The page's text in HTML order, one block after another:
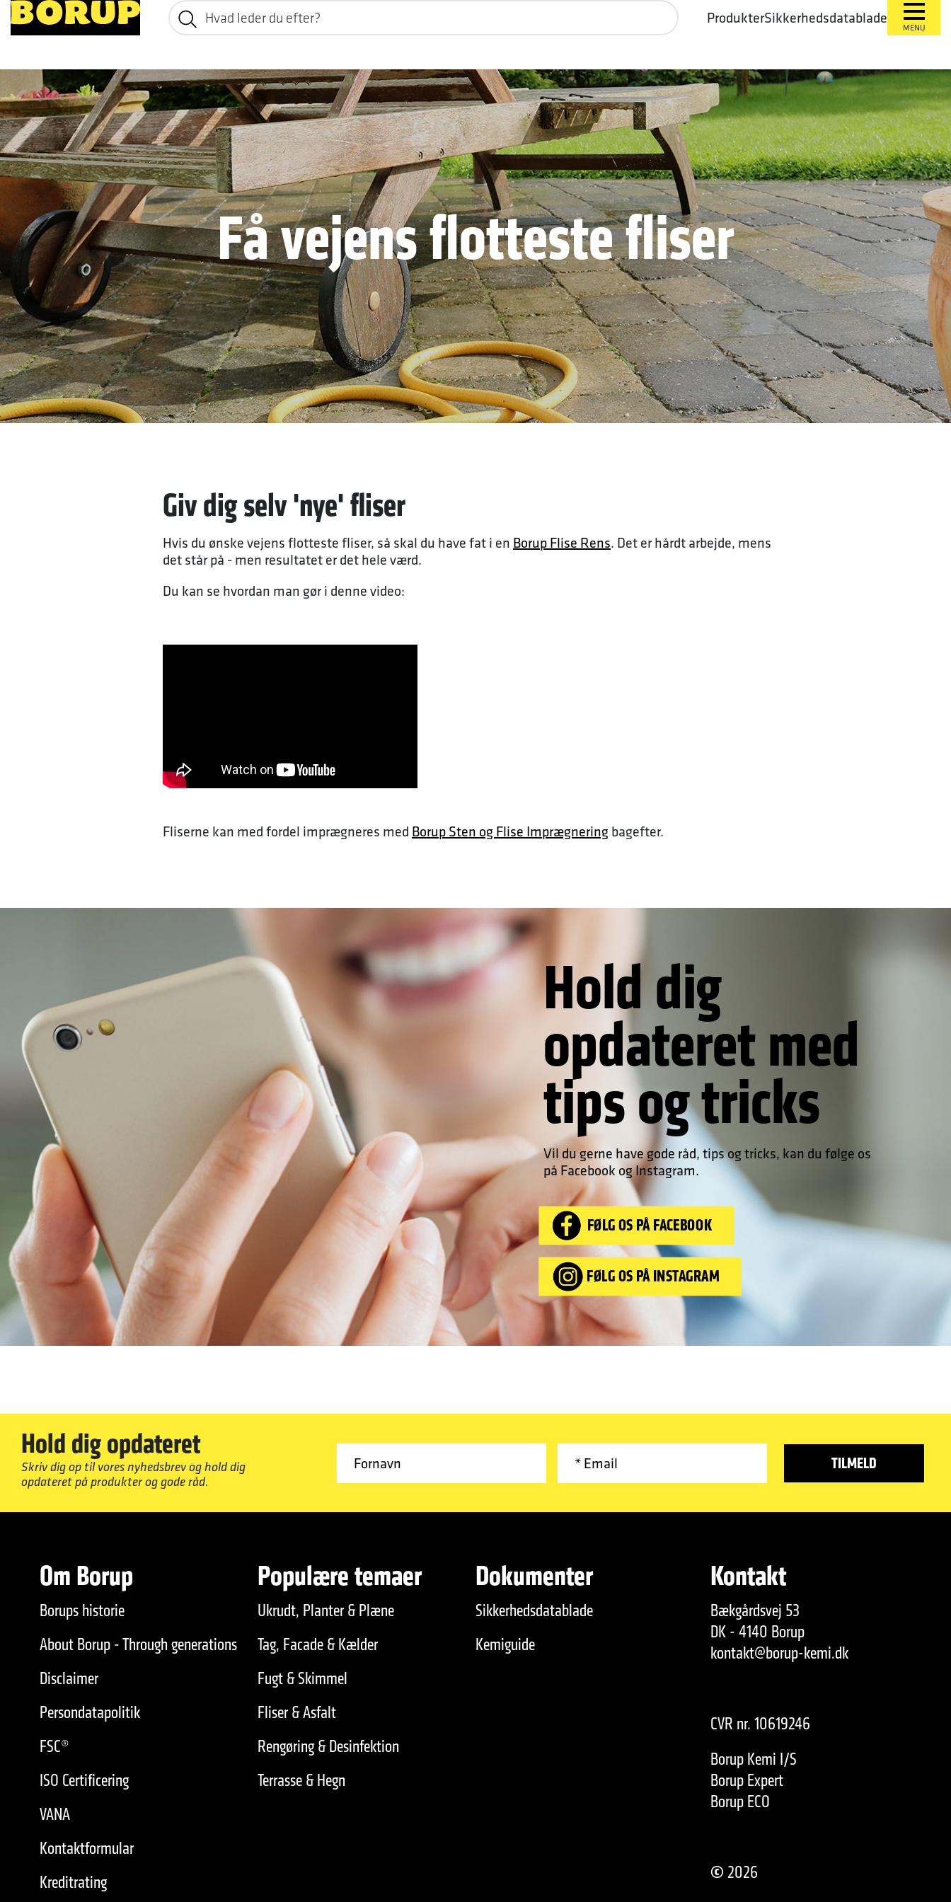
ProdukterSikkerhedsdatablade MENU
Få vejens flotteste fliser
Giv dig selv 'nye' fliser
Hvis du ønske vejens flotteste fliser, så skal du have fat i en Borup Flise Rens. Det er hårdt arbejde, mens
det står på - men resultatet er det hele værd.
Du kan se hvordan man gør i denne video:
Fliserne kan med fordel imprægneres med Borup Sten og Flise Imprægneringbagefter.
Hold dig
opdateret med
tips og tricks
Vil du gerne have gode råd, tips og tricks, kan du følge os
på Facebook og Instagram.
FØLG OS PÅ FACEBOOK
FØLG OS PÅ INSTAGRAM
Hold dig opdateret
Skriv dig op til vores nyhedsbrev og hold dig
opdateret på produkter og gode råd.
Om Borup
Borups historie
About Borup - Through generations
Disclaimer
Persondatapolitik
FSC®
ISO Certificering
VANA
Kontaktformular
Kreditrating
Populære temaer
Ukrudt, Planter & Plæne
Tag, Facade & Kælder
Fugt & Skimmel
Fliser & Asfalt
Rengøring & Desinfektion
Terrasse & Hegn
Dokumenter
Sikkerhedsdatablade
Kemiguide
Kontakt
Bækgårdsvej 53
DK - 4140 Borup
kontakt@borup-kemi.dk
CVR nr. 10619246
Borup Kemi I/S
Borup Expert
Borup ECO
© 2026